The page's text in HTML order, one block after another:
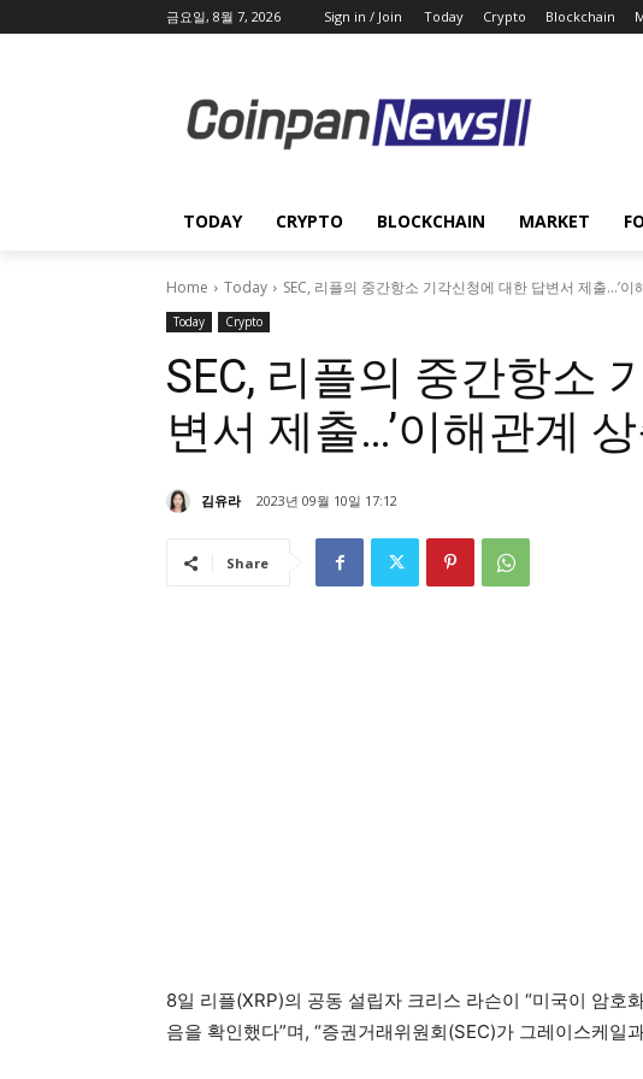
금요일, 8월 7, 2026 Sign in / Join Today Crypto Blockchain
TODAY CRYPTO BLOCKCHAIN MARKET
Home Today SEC, 리플의 중간항소 기각신청에 대한 답변서 제출…’
Today Crypto
SEC, 리플의 중간항소
변서 제출…’이해관계
김유라 2023년 09월 10일 17:12
Share
8일 리플(XRP)의 공동 설립자 크리스 라슨이 “미국이 암호
음을 확인했다”며, “증권거래위원회(SEC)가 그레이스케일